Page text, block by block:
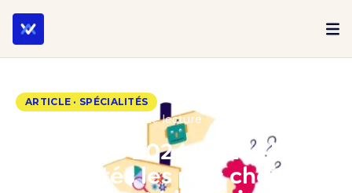
ARTICLE · SPÉCIALITÉS
22 juillet 2025 · 18 min de lecture
Terminale 2024-2025 : les
spécialités les plus choisies